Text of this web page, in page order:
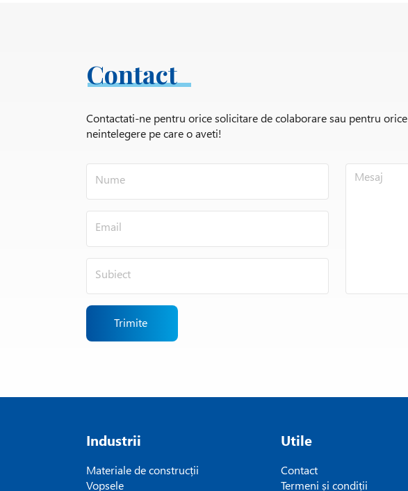
Contact
Contactati-ne pentru orice solicitare de colaborare sau pentru orice
neintelegere pe care o aveti!
Trimite
Industrii
Materiale de construcții
Vopsele
Utile
Contact
Termeni și condiții